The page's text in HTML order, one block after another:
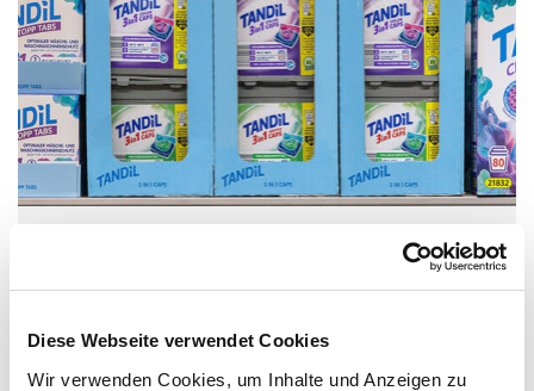
Diese Webseite verwendet Cookies
Wir verwenden Cookies, um Inhalte und Anzeigen zu
Preis für innovative
Verpackungslösungen